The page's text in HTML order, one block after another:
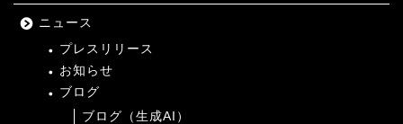
ニュース
プレスリリース
お知らせ
ブログ
ブログ（生成AI）